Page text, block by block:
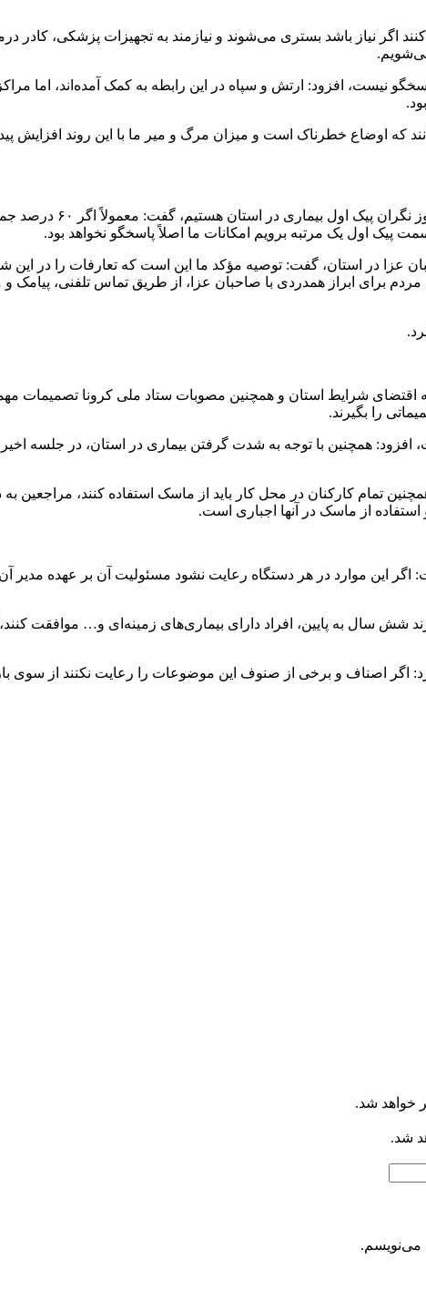
کنند اگر نیاز باشد بستری می‌شوند و نیازمند به تجهیزات پزشکی،
نیست، افزود: ارتش و سپاه در این رابطه به کمک آمده‌اند، اما
که اوضاع خطرناک است و میزان مرگ و میر ما با این روند افزایش
معاون استاندار لرستان در
پیک اول یک مرتبه برویم امکانات ما اصلاً پاسخگو نخواهد بود.
عزا در استان، گفت: توصیه مؤکد ما این است که تعارفات را در این
مردم برای ابراز همدردی با صاحبان عزا، از طریق تماس تلفنی،
به اقتضای شرایط استان و همچنین مصوبات ستاد ملی کرونا
را بگیرند.
روز تعطیل شده‌اند، عنوان کرد: همچنین تمام کارکنان در محل کار باید از ماسک استفاده
از ماسک در آنها اجباری است.
اگر این موارد در هر دستگاه رعایت نشود مسئولیت آن بر عهده مدیر
شش سال به پایین، افراد دارای بیماری‌های زمینه‌ای و… موافقت کنند،
اصناف و برخی از صنوف این موضوعات را رعایت نکنند از سوی
خواهد شد.
شد.
می‌نویسم.